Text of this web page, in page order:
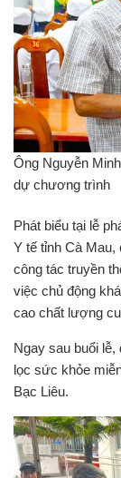
Ông Nguyễn
dự chương trình
Phát biểu tại lễ
Y tế tỉnh Cà Mau,
công tác truyền
việc chủ động
cao chất lượng
Ngay sau buổi
lọc sức khỏe
Bạc Liêu.